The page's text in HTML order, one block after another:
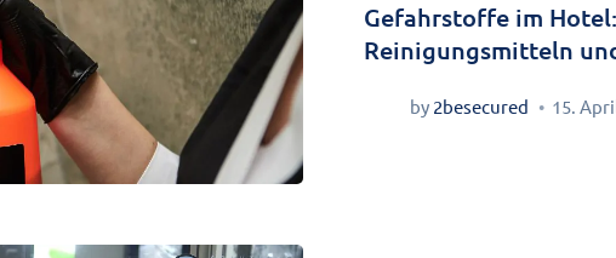
Gefahrstoffe im
Reinigungsmitteln
by 2besecured 15.